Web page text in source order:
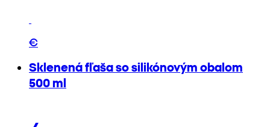
€
Sklenená fľaša so silikónovým obalom
500 ml